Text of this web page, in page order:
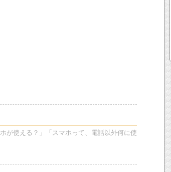
が使える？」「スマホって、電話以外何に使